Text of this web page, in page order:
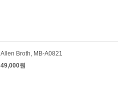
Allen Broth, MB-A0821
49,000원